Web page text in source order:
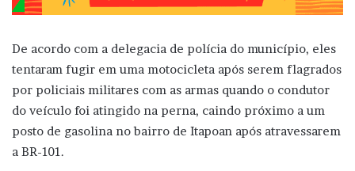
De acordo com a delegacia de polícia do município, eles
tentaram fugir em uma motocicleta após serem flagrados
por policiais militares com as armas quando o condutor
do veículo foi atingido na perna, caindo próximo a um
posto de gasolina no bairro de Itapoan após atravessarem
a BR-101.